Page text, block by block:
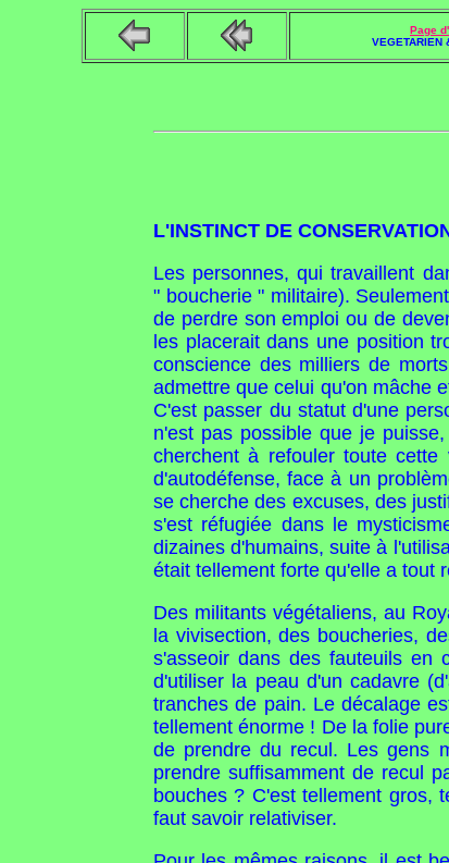
Page
VEGETARIEN
L'INSTINCT DE
Les personnes, qui travaillent
" boucherie " militaire).
de perdre son emploi ou de
les placerait dans une position
conscience des milliers de
admettre que celui qu'on mâche
C'est passer du statut d'une
n'est pas possible que je
cherchent à refouler toute
d'autodéfense, face à un
se cherche des excuses, des
s'est réfugiée dans le
dizaines d'humains, suite à
était tellement forte qu'elle a tout
Des militants végétaliens, au
la vivisection, des boucheries,
s'asseoir dans des fauteuils en
d'utiliser la peau d'un cadavre
tranches de pain. Le décalage
tellement énorme ! De la folie
de prendre du recul. Les gens
prendre suffisamment de recul
bouches ? C'est tellement gros,
faut savoir relativiser.